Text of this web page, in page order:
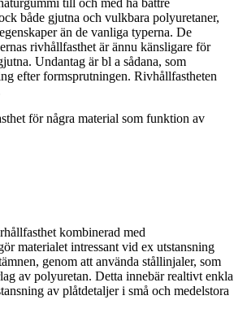
till och med ha bättre
både gjutna och vulkbara polyuretaner,
än de vanliga typerna. De
rivhållfasthet är ännu känsligare för
Undantag är bl a sådana, som
efter formsprutningen. Rivhållfastheten
för några material som funktion av
kombinerad med
materialet intressant vid ex utstansning
genom att använda stållinjaler, som
av polyuretan. Detta innebär realtivt enkla
av plåtdetaljer i små och medelstora